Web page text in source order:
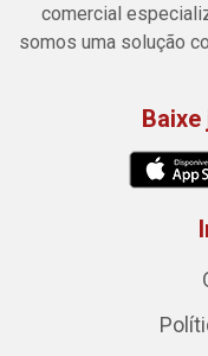
comercial
somos uma solução